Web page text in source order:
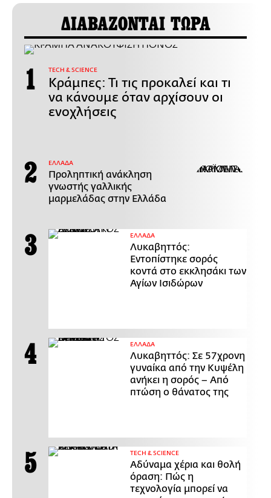
ΔΙΑΒΑΖΟΝΤΑΙ ΤΩΡΑ
ΤECH & SCIENCE
Κράμπες: Τι τις προκαλεί και τι
να κάνουμε όταν αρχίσουν οι
ενοχλήσεις
ΕΛΛΑΔΑ
Προληπτική ανάκληση
γνωστής γαλλικής
μαρμελάδας στην Ελλάδα
ΕΛΛΑΔΑ
Λυκαβηττός:
Εντοπίστηκε σορός
κοντά στο εκκλησάκι των
Αγίων Ισιδώρων
ΕΛΛΑΔΑ
Λυκαβηττός: Σε 57χρονη
γυναίκα από την Κυψέλη
ανήκει η σορός – Από
πτώση ο θάνατος της
ΤECH & SCIENCE
Αδύναμα χέρια και θολή
όραση: Πώς η
τεχνολογία μπορεί να